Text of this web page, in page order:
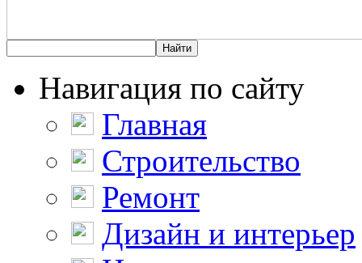
Навигация по сайту
Главная
Строительство
Ремонт
Дизайн и интерьер